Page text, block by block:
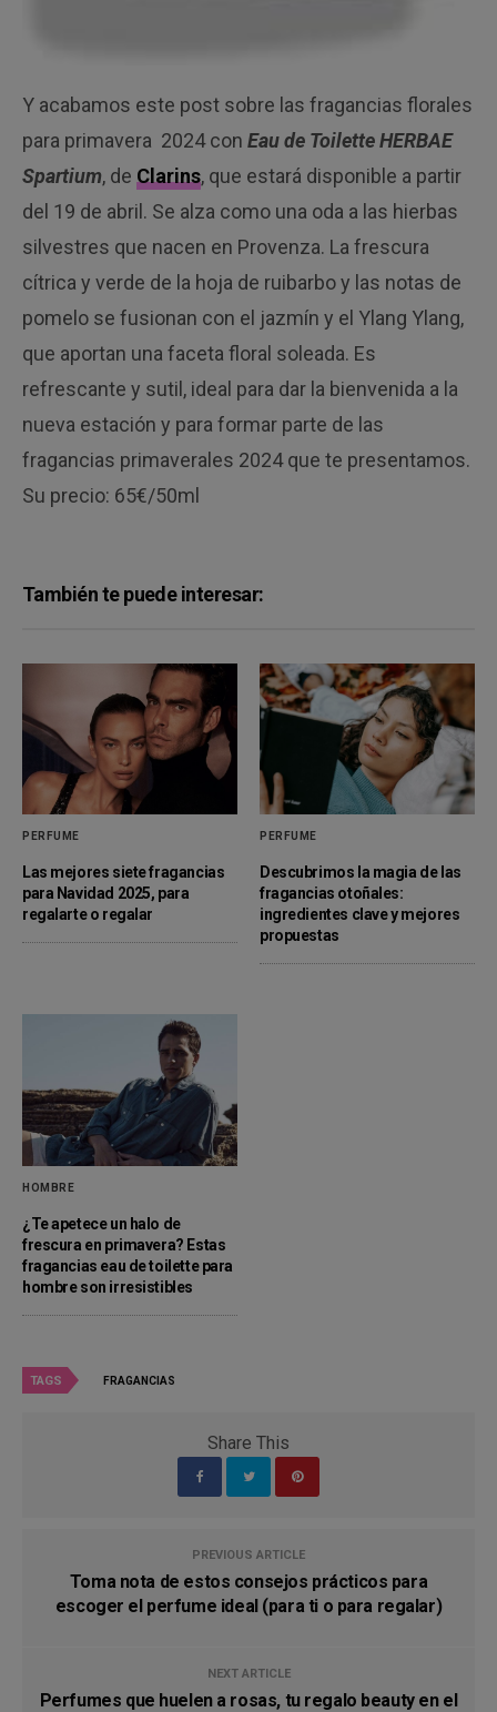
Y acabamos este post sobre las fragancias florales
para primavera 2024 conEau de Toilette HERBAE
Spartium, de Clarins, que estará disponible a partir
del 19 de abril. Se alza como una oda a las hierbas
silvestres que nacen en Provenza. La frescura
cítrica y verde de la hoja de ruibarbo y las notas de
pomelo se fusionan con el jazmín y el Ylang Ylang,
que aportan una faceta floral soleada. Es
refrescante y sutil, ideal para dar la bienvenida a la
nueva estación y para formar parte de las
fragancias primaverales 2024 que te presentamos.
Su precio: 65€/50ml
También te puede interesar:
PERFUME
Las mejores siete fragancias
para Navidad 2025, para
regalarte o regalar
PERFUME
Descubrimos la magia de las
fragancias otoñales:
ingredientes clave y mejores
propuestas
HOMBRE
¿Te apetece un halo de
frescura en primavera? Estas
fragancias eau de toilette para
hombre son irresistibles
TAGS FRAGANCIAS
Share This
PREVIOUS ARTICLE
Toma nota de estos consejos prácticos para
escoger el perfume ideal (para ti o para regalar)
NEXT ARTICLE
Perfumes que huelen a rosas, tu regalo beauty en el